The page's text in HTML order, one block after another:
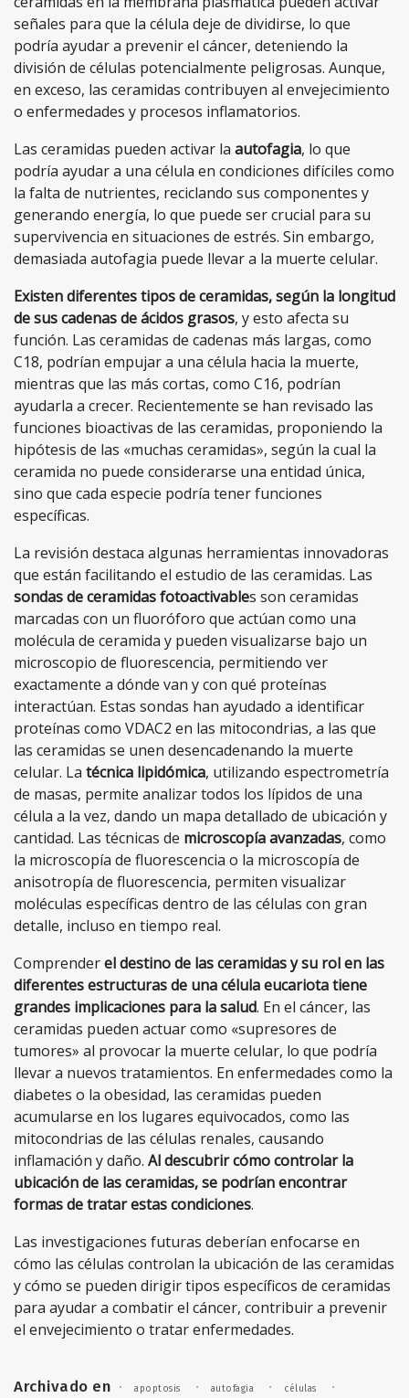
señales para que la célula deje de dividirse, lo que
podría ayudar a prevenir el cáncer, deteniendo la
división de células potencialmente peligrosas. Aunque,
en exceso, las ceramidas contribuyen al envejecimiento
o enfermedades y procesos inflamatorios.
Las ceramidas pueden activar la autofagia, lo que
podría ayudar a una célula en condiciones difíciles como
la falta de nutrientes, reciclando sus componentes y
generando energía, lo que puede ser crucial para su
supervivencia en situaciones de estrés. Sin embargo,
demasiada autofagia puede llevar a la muerte celular.
Existen diferentes tipos de ceramidas, según la longitud
de sus cadenas de ácidos grasos, y esto afecta su
función. Las ceramidas de cadenas más largas, como
C18, podrían empujar a una célula hacia la muerte,
mientras que las más cortas, como C16, podrían
ayudarla a crecer. Recientemente se han revisado las
funciones bioactivas de las ceramidas, proponiendo la
hipótesis de las «muchas ceramidas», según la cual la
ceramida no puede considerarse una entidad única,
sino que cada especie podría tener funciones
específicas.
La revisión destaca algunas herramientas innovadoras
que están facilitando el estudio de las ceramidas. Las
sondas de ceramidas fotoactivables son ceramidas
marcadas con un fluoróforo que actúan como una
molécula de ceramida y pueden visualizarse bajo un
microscopio de fluorescencia, permitiendo ver
exactamente a dónde van y con qué proteínas
interactúan. Estas sondas han ayudado a identificar
proteínas como VDAC2 en las mitocondrias, a las que
las ceramidas se unen desencadenando la muerte
celular. La técnica lipidómica, utilizando espectrometría
de masas, permite analizar todos los lípidos de una
célula a la vez, dando un mapa detallado de ubicación y
cantidad. Las técnicas de microscopía avanzadas, como
la microscopía de fluorescencia o la microscopía de
anisotropía de fluorescencia, permiten visualizar
moléculas específicas dentro de las células con gran
detalle, incluso en tiempo real.
Comprenderel destino de las ceramidas y su rol en las
diferentes estructuras de una célula eucariota tiene
grandes implicaciones para la salud. En el cáncer, las
ceramidas pueden actuar como «supresores de
tumores» al provocar la muerte celular, lo que podría
llevar a nuevos tratamientos. En enfermedades como la
diabetes o la obesidad, las ceramidas pueden
acumularse en los lugares equivocados, como las
mitocondrias de las células renales, causando
inflamación y daño. Al descubrir cómo controlar la
ubicación de las ceramidas, se podrían encontrar
formas de tratar estas condiciones.
Las investigaciones futuras deberían enfocarse en
cómo las células controlan la ubicación de las ceramidas
y cómo se pueden dirigir tipos específicos de ceramidas
para ayudar a combatir el cáncer, contribuir a prevenir
el envejecimiento o tratar enfermedades.
Archivado en · apoptosis · autofagia · células ·